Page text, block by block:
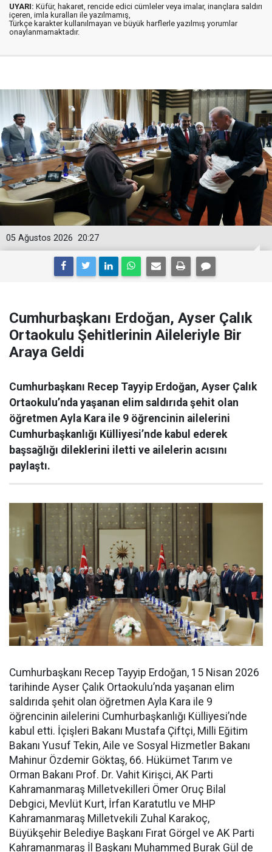
UYARI: Küfür, hakaret, rencide edici cümleler veya imalar, inançlara saldırı
içeren, imla kuralları ile yazılmamış,
Türkçe karakter kullanılmayan ve büyük harflerle yazılmış yorumlar
onaylanmamaktadır.
20:27
05 Ağustos 2026
Cumhurbaşkanı Erdoğan, Ayser Çalık
Ortaokulu Şehitlerinin Aileleriyle Bir
Araya Geldi
Cumhurbaşkanı Recep Tayyip Erdoğan, Ayser Çalık
Ortaokulu’nda yaşanan elim saldırıda şehit olan
öğretmen Ayla Kara ile 9 öğrencinin ailelerini
Cumhurbaşkanlığı Külliyesi’nde kabul ederek
başsağlığı dileklerini iletti ve ailelerin acısını
paylaştı.
Cumhurbaşkanı Recep Tayyip Erdoğan, 15 Nisan 2026
tarihinde Ayser Çalık Ortaokulu’nda yaşanan elim
saldırıda şehit olan öğretmen Ayla Kara ile 9
öğrencinin ailelerini Cumhurbaşkanlığı Külliyesi’nde
kabul etti. İçişleri Bakanı Mustafa Çiftçi, Milli Eğitim
Bakanı Yusuf Tekin, Aile ve Sosyal Hizmetler Bakanı
Mahinur Özdemir Göktaş, 66. Hükümet Tarım ve
Orman Bakanı Prof. Dr. Vahit Kirişci, AK Parti
Kahramanmaraş Milletvekilleri Ömer Oruç Bilal
Debgici, Mevlüt Kurt, İrfan Karatutlu ve MHP
Kahramanmaraş Milletvekili Zuhal Karakoç,
Büyükşehir Belediye Başkanı Fırat Görgel ve AK Parti
Kahramanmaraş İl Başkanı Muhammed Burak Gül de